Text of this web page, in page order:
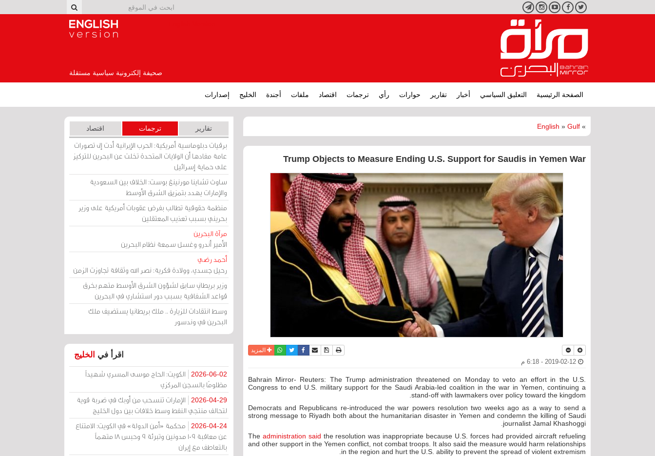
تويتر فيسبوكيوتيوبانستجرامتليجرام
صحيفة إلكترونية سياسية مستقلة
الصفحة الرئيسية التعليق السياسي أخبار تقارير حوارات رأي ترجمات اقتصاد ملفات أجندة الخليج إصدارات
»
English » Gulf
Trump Objects to Measure Ending U.S. Support for Saudis in Yemen War
نسخة للطباعة
حفظ الموضوع
أرسل الى صديق
فيسبوكتويترواتسابالمزيد
Bahrain Mirror- Reuters: The Trump administration threatened on Monday to veto an effort in the U.S.
Congress to end U.S. military support for the Saudi Arabia-led coalition in the war in Yemen, continuing a
stand-off with lawmakers over policy toward the kingdom.
Democrats and Republicans re-introduced the war powers resolution two weeks ago as a way to send a
strong message to Riyadh both about the humanitarian disaster in Yemen and condemn the killing of Saudi
journalist Jamal Khashoggi.
The administration said the resolution was inappropriate because U.S. forces had provided aircraft refueling
and other support in the Yemen conflict, not combat troops. It also said the measure would harm relationships
in the region and hurt the U.S. ability to prevent the spread of violent extremism.
تقارير ترجمات اقتصاد
برقيات دبلوماسية أمريكية: الحرب الإيرانية أدت إلى تصورات
عامة مفادها أن الولايات المتحدة تخلت عن البحرين للتركيز
على حماية إسرائيل
ساوث تشاينا مورنينغ بوست: الخلاف بين السعودية
والإمارات يهدد بتمزيق الشرق الأوسط
منظمة حقوقية تطالب بفرض عقوبات أمريكية على وزير
بحريني بسبب تعذيب المعتقلين
مرآة البحرين
الأمير أندرو وغسل سمعة نظام البحرين
أحمد رضي
رحيل جسدي، وولادة فكرية: نصر الله وثقافة تجاوزت الزمن
وزير بريطاني سابق لشؤون الشرق الأوسط متهم بخرق
قواعد الشفافية بسبب دور استشاري في البحرين
وسط انتقادات للزيارة .. ملك بريطانيا يستضيف ملك
البحرين في وندسور
اقرأ في الخليج
2026-06-02
الكويت: الحاج موسى المسري شهيداً
مظلومًا بالسجن المركزي
2026-04-29
الإمارات تنسحب من أوبك في ضربة قوية
لتحالف منتجي النفط وسط خلافات بين دول الخليج
2026-04-24
محكمة «أمن الدولة» في الكويت: الامتناع
عن معاقبة 109 مدونين وتبرئة 9 وحبس 18 متهماً
بالتعاطف مع إيران